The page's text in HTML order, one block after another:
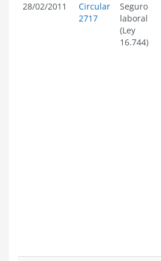
28/02/2011
Circular
2717
Seguro
laboral
(Ley
16.744)